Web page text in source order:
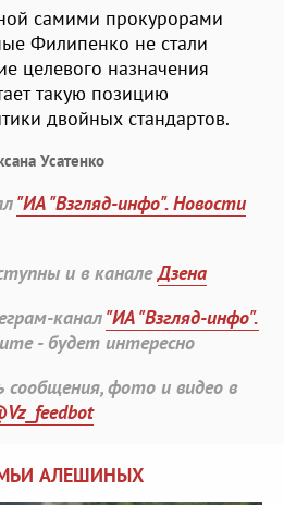
самими прокурорами
Филипенко не стали
целевого назначения
такую позицию
двойных стандартов.
Усатенко
"ИА "Взгляд-инфо". Новости
и в каналеДзена
канал"ИА "Взгляд-инфо".
- будет интересно
фото и видео в
АЛЕШИНЫХ